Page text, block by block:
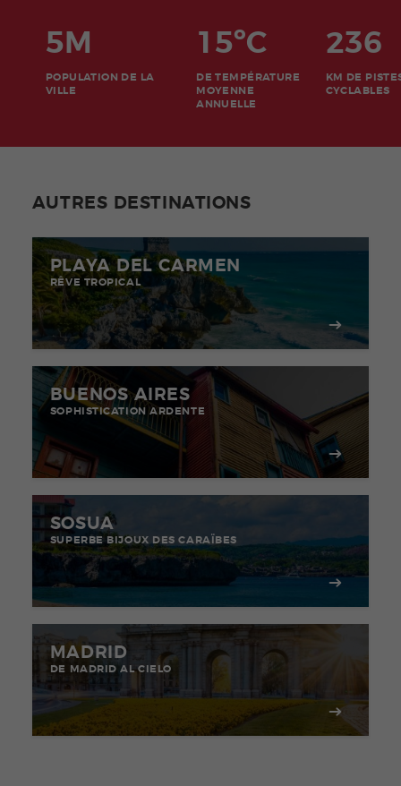
5M
POPULATION DE LA
VILLE
15ºC
DE TEMPÉRATURE
MOYENNE
ANNUELLE
236
KM DE
CYCLABLES
AUTRES DESTINATIONS
PLAYA DEL CARMEN
RÊVE TROPICAL
BUENOS AIRES
SOPHISTICATION ARDENTE
SOSUA
SUPERBE BIJOUX DES CARAÏBES
MADRID
DE MADRID AL CIELO